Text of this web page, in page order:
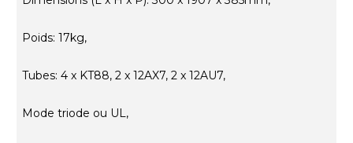
Poids: 17kg,
Tubes: 4 x KT88, 2 x 12AX7, 2 x 12AU7,
Mode triode ou UL,